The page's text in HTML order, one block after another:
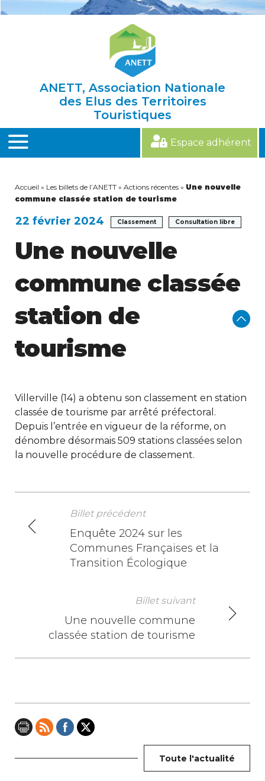
ANETT, Association Nationale
des Elus des Territoires
Touristiques
MENU
Espace adhérent
Accueil » Les billets de l’ANETT » Actions récentes » Une nouvelle
commune classée station de tourisme
22 février 2024 Classement Consultation libre
Une nouvelle
commune classée
station de
tourisme
Villerville (14) a obtenu son classement en station
classée de tourisme par arrêté préfectoral.
Depuis l’entrée en vigueur de la réforme, on
dénombre désormais 509 stations classées selon
la nouvelle procédure de classement.
N
a
i
o
Billet précédent
Enquête 2024 sur les
Communes Françaises et la
Transition Écologique
Billet suivant
Une nouvelle commune
classée station de tourisme
Toute l'actualité